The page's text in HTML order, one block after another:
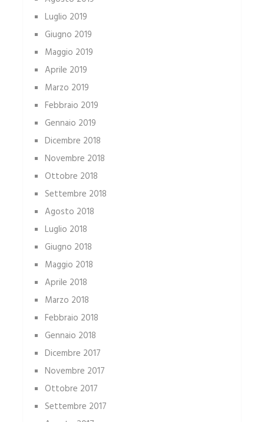
Luglio 2019
Giugno 2019
Maggio 2019
Aprile 2019
Marzo 2019
Febbraio 2019
Gennaio 2019
Dicembre 2018
Novembre 2018
Ottobre 2018
Settembre 2018
Agosto 2018
Luglio 2018
Giugno 2018
Maggio 2018
Aprile 2018
Marzo 2018
Febbraio 2018
Gennaio 2018
Dicembre 2017
Novembre 2017
Ottobre 2017
Settembre 2017